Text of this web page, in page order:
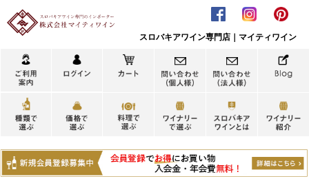
スロバキアワイン専門店｜マイティワイン